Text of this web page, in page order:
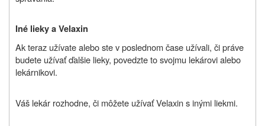
Iné lieky a Velaxin
Ak teraz užívate alebo ste v poslednom čase užívali, či práve
budete užívať ďalšie lieky, povedzte to svojmu lekárovi alebo
lekárnikovi.
Váš lekár rozhodne, či môžete užívať Velaxin s inými liekmi.